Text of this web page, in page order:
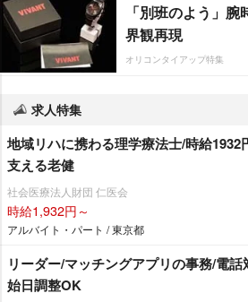
「別班のよう」
界観再現
オリコンタイアップ特集
求人特集
地域リハに携わる理学療法士/時給
支える老健
社会医療法人財団 仁医会
時給1,932円～
アルバイト・パート / 東京都
リーダー/マッチングアプリの事務/電
始日調整OK